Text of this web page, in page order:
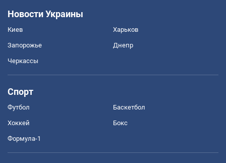
Новости Украины
Киев Харьков
Запорожье Днепр
Черкассы
Спорт
Футбол Баскетбол
Хоккей Бокс
Формула-1